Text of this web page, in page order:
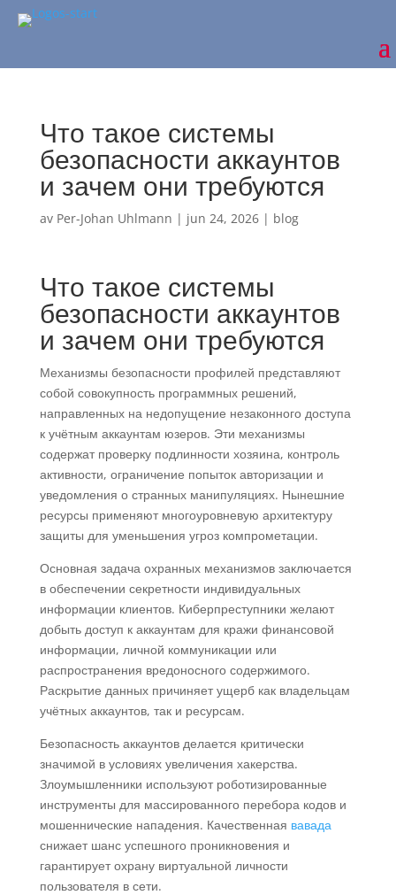
Что такое системы
безопасности аккаунтов
и зачем они требуются
av Per-Johan Uhlmann | jun 24, 2026| blog
Что такое системы
безопасности аккаунтов
и зачем они требуются
Механизмы безопасности профилей представляют
собой совокупность программных решений,
направленных на недопущение незаконного доступа
к учётным аккаунтам юзеров. Эти механизмы
содержат проверку подлинности хозяина, контроль
активности, ограничение попыток авторизации и
уведомления о странных манипуляциях. Нынешние
ресурсы применяют многоуровневую архитектуру
защиты для уменьшения угроз компрометации.
Основная задача охранных механизмов заключается
в обеспечении секретности индивидуальных
информации клиентов. Киберпреступники желают
добыть доступ к аккаунтам для кражи финансовой
информации, личной коммуникации или
распространения вредоносного содержимого.
Раскрытие данных причиняет ущерб как владельцам
учётных аккаунтов, так и ресурсам.
Безопасность аккаунтов делается критически
значимой в условиях увеличения хакерства.
Злоумышленники используют роботизированные
инструменты для массированного перебора кодов и
мошеннические нападения. Качественная вавада
снижает шанс успешного проникновения и
гарантирует охрану виртуальной личности
пользователя в сети.